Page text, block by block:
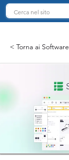
< Torna ai Software